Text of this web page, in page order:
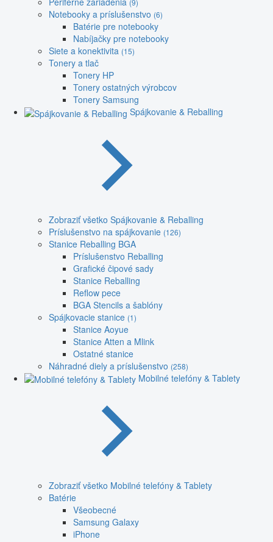
(9)
Notebooky a príslušenstvo (6)
Batérie pre notebooky
Nabíjačky pre notebooky
Siete a konektivita (15)
Tonery a tlač
Tonery HP
Tonery ostatných výrobcov
Tonery Samsung
Spájkovanie & Reballing
Zobraziť všetko Spájkovanie & Reballing
Príslušenstvo na spájkovanie (126)
Stanice Reballing BGA
Príslušenstvo Reballing
Grafické čipové sady
Stanice Reballing
Reflow pece
BGA Stencils a šablóny
Spájkovacie stanice (1)
Stanice Aoyue
Stanice Atten a Mlink
Ostatné stanice
Náhradné diely a príslušenstvo (258)
Mobilné telefóny & Tablety
Zobraziť všetko Mobilné telefóny & Tablety
Batérie
Všeobecné
Samsung Galaxy
iPhone